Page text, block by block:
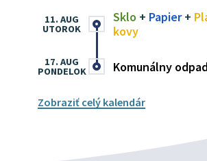
Sklo + Papier+
kovy
11. AUG
UTOROK
Komunálny
17. AUG
PONDELOK
Zobraziť celý kalendár